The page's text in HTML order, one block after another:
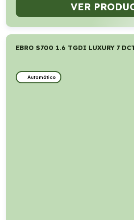
VER
EBRO S700 1.6 TGDI LUXURY 7
Automático